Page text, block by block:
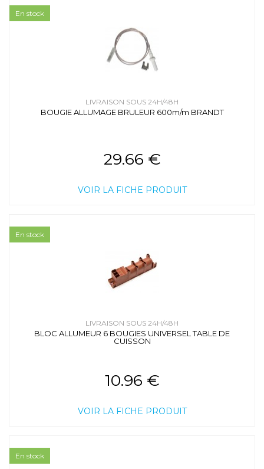
LIVRAISON SOUS 24H/48H
BOUGIE ALLUMAGE BRULEUR 600m/m BRANDT
29.66 €
VOIR LA FICHE PRODUIT
En stock
LIVRAISON SOUS 24H/48H
BLOC ALLUMEUR 6 BOUGIES UNIVERSEL TABLE DE
CUISSON
10.96 €
VOIR LA FICHE PRODUIT
En stock
En stock